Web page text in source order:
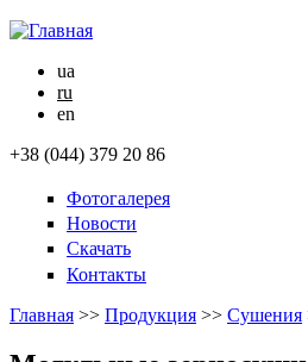
ua
ru
en
+38 (044) 379 20 86
Фотогалерея
Новости
Скачать
Контакты
Главная >> Продукция >> Сушения